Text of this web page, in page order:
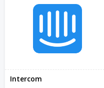
Intercom